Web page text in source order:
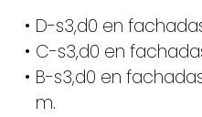
D-s3,d0 en
C-s3,d0 en
B-s3,d0 en
m.